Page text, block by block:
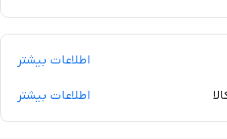
اطلاعات بیشتر
اطلاعات بیشتر